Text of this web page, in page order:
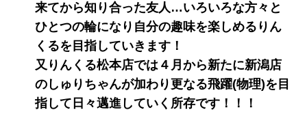
来てから知り合った友人…いろいろな方々と
ひとつの輪になり自分の趣味を楽しめるりん
くるを目指していきます！
又りんくる松本店では４月から新たに新潟店
のしゅりちゃんが加わり更なる飛躍(物理)を目
指して日々邁進していく所存です！！！